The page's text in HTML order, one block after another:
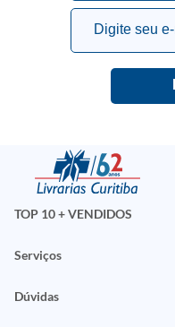
TOP 10 + VENDIDOS
Serviços
Dúvidas